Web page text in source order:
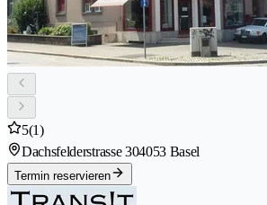
5(1)
Dachsfelderstrasse 304053 Basel
Termin reservieren